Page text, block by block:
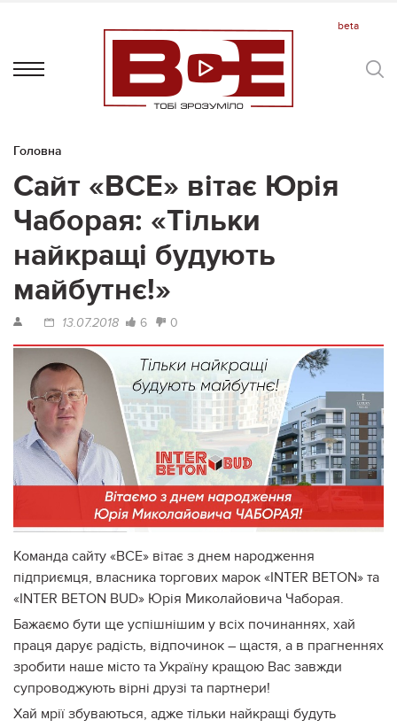
Головна
Сайт «ВСЕ» вітає Юрія
Чаборая: «Тільки
найкращі будують
майбутнє!»
13.07.2018 6 0
Команда сайту «ВСЕ» вітає з днем народження
підприємця, власника торгових марок «INTER BETON» та
«INTER BETON BUD» Юрія Миколайовича Чаборая.
Бажаємо бути ще успішнішим у всіх починаннях, хай
праця дарує радість, відпочинок – щастя, а в прагненнях
зробити наше місто та Україну кращою Вас завжди
супроводжують вірні друзі та партнери!
Хай мрії збуваються, адже тільки найкращі будуть